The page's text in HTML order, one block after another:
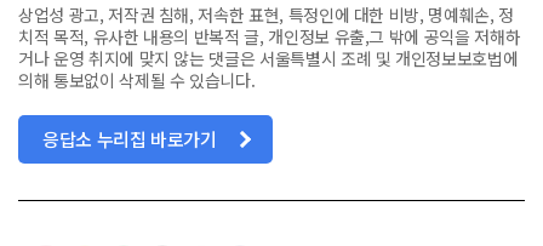
상업성 광고, 저작권 침해, 저속한 표현, 특정인에 대한 비방, 명예훼손, 정
치적 목적, 유사한 내용의 반복적 글, 개인정보 유출,그 밖에 공익을 저해하
거나 운영 취지에 맞지 않는 댓글은 서울특별시 조례 및 개인정보보호법에
의해 통보없이 삭제될 수 있습니다.
응답소 누리집 바로가기